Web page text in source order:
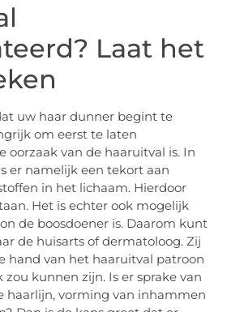
Laat het
uw haar dunner begint te
om eerst te laten
oorzaak van de haaruitval is. In
er namelijk een tekort aan
in het lichaam. Hierdoor
Het is echter ook mogelijk
de boosdoener is. Daarom kunt
de huisarts of dermatoloog. Zij
hand van het haaruitval patroon
zou kunnen zijn. Is er sprake van
haarlijn, vorming van inhammen